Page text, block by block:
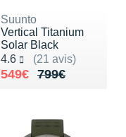
Suunto
Vertical Titanium
Solar Black
4.6
(21 avis)
Noté 4.6 sur 5
799€
Au lieu de 799€
549€
Vendu 549€